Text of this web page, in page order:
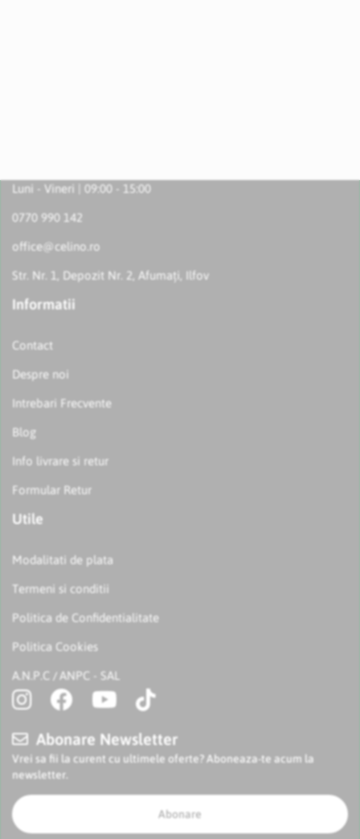
Luni - Vineri | 09:00 - 15:00
0770 990 142
office@celino.ro
Str. Nr. 1, Depozit Nr. 2, Afumați, Ilfov
Informatii
Contact
Despre noi
Intrebari Frecvente
Blog
Info livrare si retur
Formular Retur
Utile
Modalitati de plata
Termeni si conditii
Politica de Confidentialitate
Politica Cookies
A.N.P.C / ANPC - SAL
Abonare Newsletter
Vrei sa fii la curent cu ultimele oferte? Aboneaza-te acum la
newsletter.
Abonare